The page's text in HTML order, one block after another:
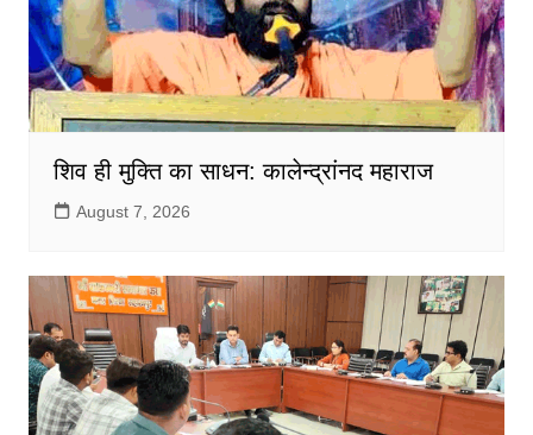
शिव ही मुक्ति का साधन: कालेन्द्रांनद महाराज
August 7, 2026